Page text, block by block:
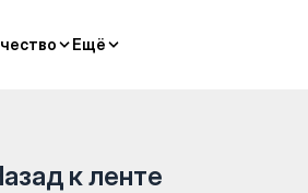
Ещё
Ещё
к ленте